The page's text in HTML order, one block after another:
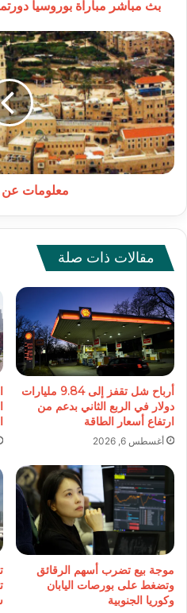
بث مباشر مباراة بوروسيا
معلومات
عن
مدينة
يافا
معلومات عن
مقالات ذات صلة
أرباح شل تقفز إلى 9.84 مليارات
دولار في الربع الثاني بدعم من
ارتفاع أسعار الطاقة
أغسطس 6, 2026
موجة بيع تضرب أسهم الرقائق
وتضغط على بورصات اليابان
وكوريا الجنوبية